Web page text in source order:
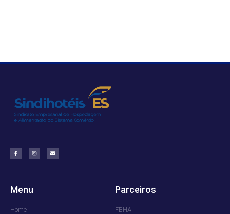
Menu
Home
Parceiros
FBHA